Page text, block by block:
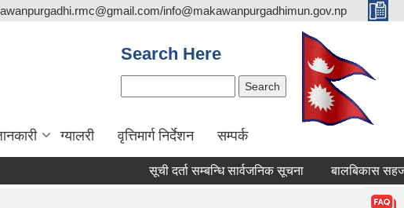
info@makawanpurgadhimun.gov.np
Search Here
ग्यालरी वृत्तिमार्ग निर्देशन सम्पर्क
सूची दर्ता सम्बन्धि सार्वजनिक सूचना बालबिकास सहजकर्ता